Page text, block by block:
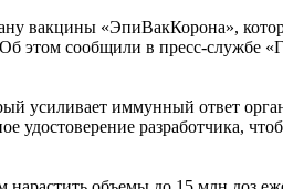
вакцины «ЭпиВакКорона»,
этом сообщили в пресс-службе
усиливает иммунный ответ
удостоверение разработчика,